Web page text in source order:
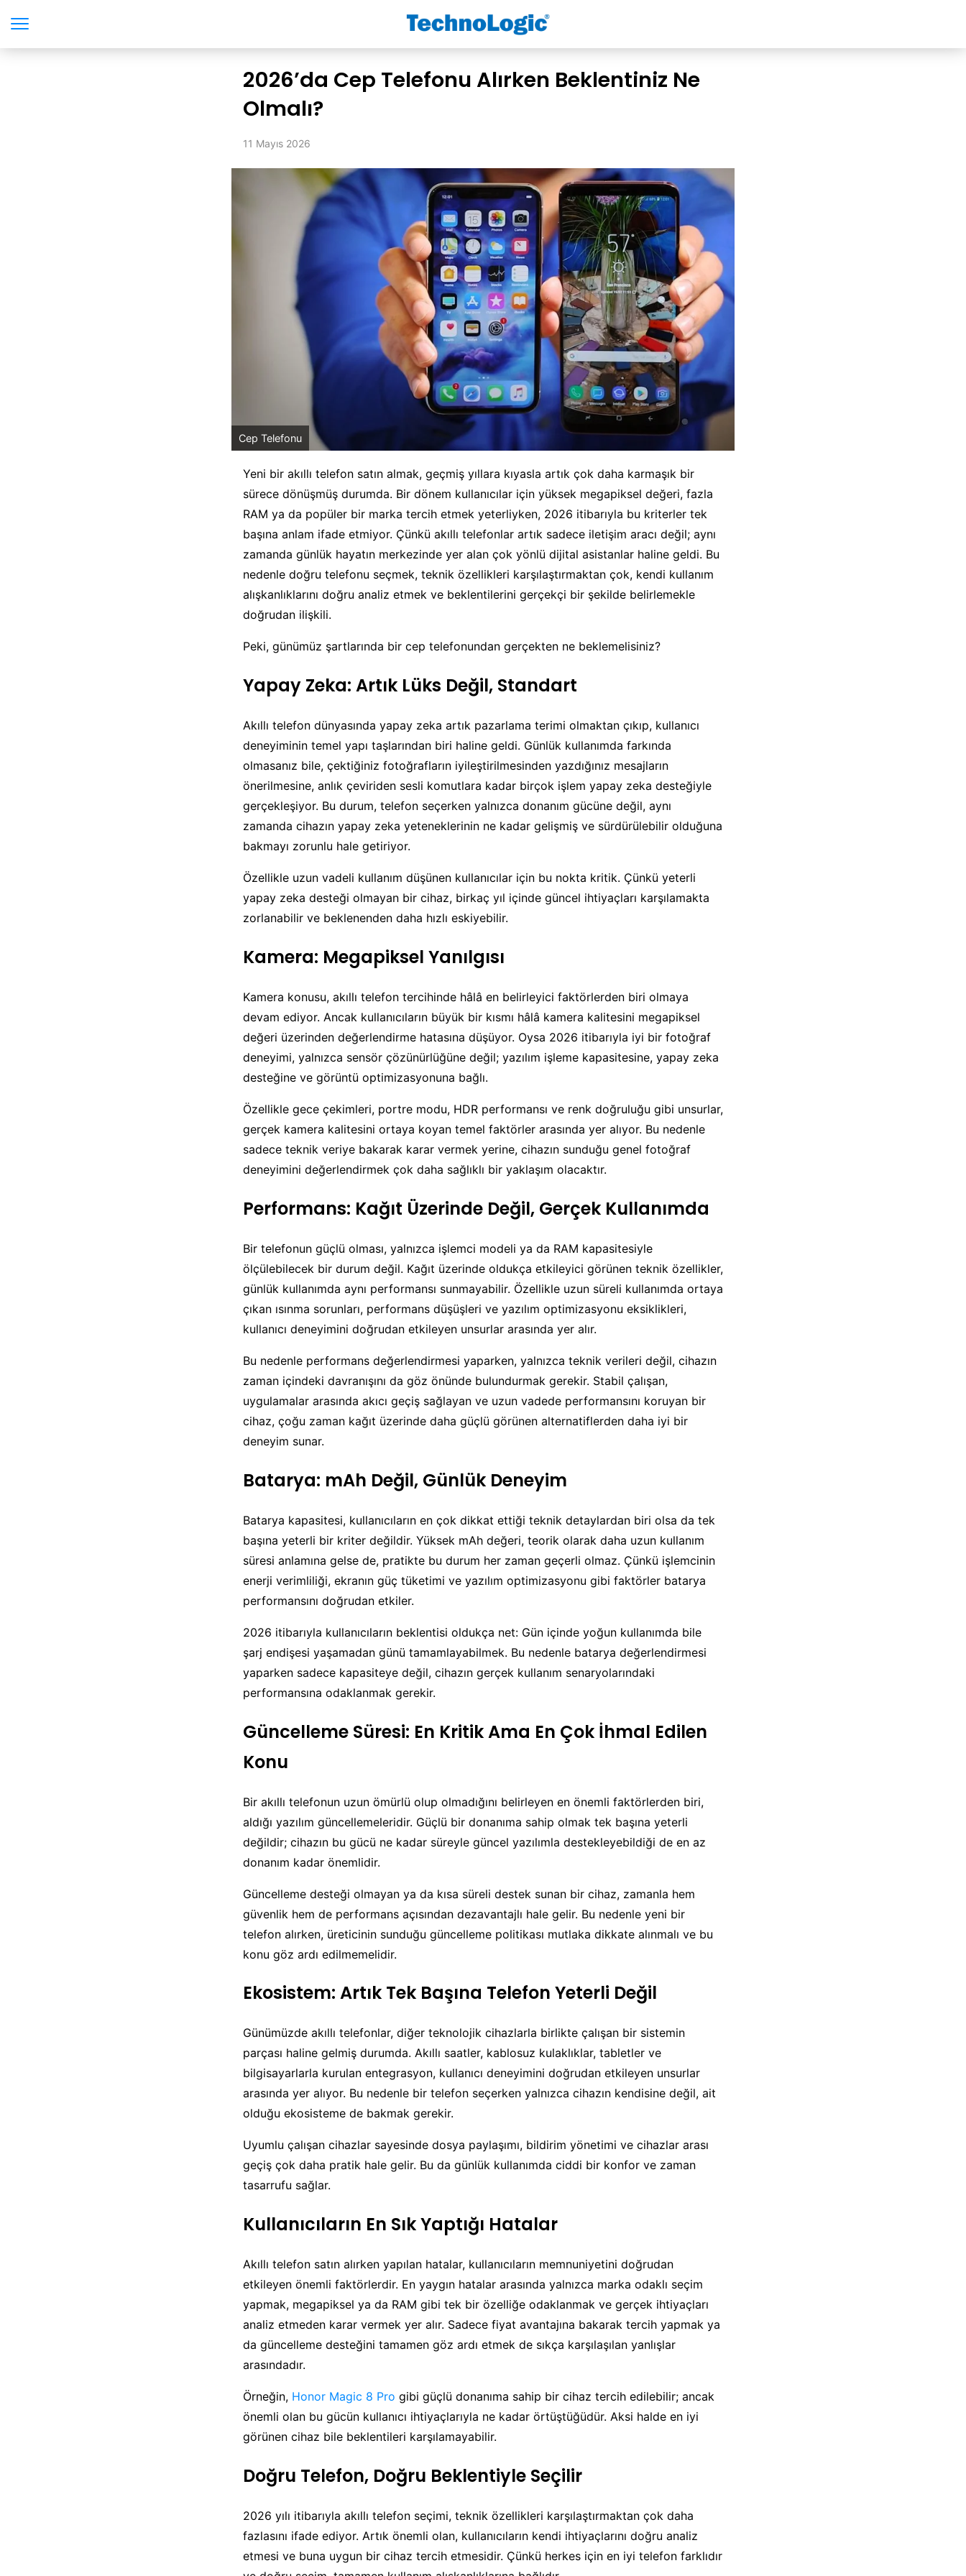
2026’da Cep Telefonu Alırken Beklentiniz Ne
Olmalı?
11 Mayıs 2026
Cep Telefonu
Yeni bir akıllı telefon satın almak, geçmiş yıllara kıyasla artık çok daha karmaşık bir
sürece dönüşmüş durumda. Bir dönem kullanıcılar için yüksek megapiksel değeri, fazla
RAM ya da popüler bir marka tercih etmek yeterliyken, 2026 itibarıyla bu kriterler tek
başına anlam ifade etmiyor. Çünkü akıllı telefonlar artık sadece iletişim aracı değil; aynı
zamanda günlük hayatın merkezinde yer alan çok yönlü dijital asistanlar haline geldi. Bu
nedenle doğru telefonu seçmek, teknik özellikleri karşılaştırmaktan çok, kendi kullanım
alışkanlıklarını doğru analiz etmek ve beklentilerini gerçekçi bir şekilde belirlemekle
doğrudan ilişkili.
Peki, günümüz şartlarında bir cep telefonundan gerçekten ne beklemelisiniz?
Yapay Zeka: Artık Lüks Değil, Standart
Akıllı telefon dünyasında yapay zeka artık pazarlama terimi olmaktan çıkıp, kullanıcı
deneyiminin temel yapı taşlarından biri haline geldi. Günlük kullanımda farkında
olmasanız bile, çektiğiniz fotoğrafların iyileştirilmesinden yazdığınız mesajların
önerilmesine, anlık çeviriden sesli komutlara kadar birçok işlem yapay zeka desteğiyle
gerçekleşiyor. Bu durum, telefon seçerken yalnızca donanım gücüne değil, aynı
zamanda cihazın yapay zeka yeteneklerinin ne kadar gelişmiş ve sürdürülebilir olduğuna
bakmayı zorunlu hale getiriyor.
Özellikle uzun vadeli kullanım düşünen kullanıcılar için bu nokta kritik. Çünkü yeterli
yapay zeka desteği olmayan bir cihaz, birkaç yıl içinde güncel ihtiyaçları karşılamakta
zorlanabilir ve beklenenden daha hızlı eskiyebilir.
Kamera: Megapiksel Yanılgısı
Kamera konusu, akıllı telefon tercihinde hâlâ en belirleyici faktörlerden biri olmaya
devam ediyor. Ancak kullanıcıların büyük bir kısmı hâlâ kamera kalitesini megapiksel
değeri üzerinden değerlendirme hatasına düşüyor. Oysa 2026 itibarıyla iyi bir fotoğraf
deneyimi, yalnızca sensör çözünürlüğüne değil; yazılım işleme kapasitesine, yapay zeka
desteğine ve görüntü optimizasyonuna bağlı.
Özellikle gece çekimleri, portre modu, HDR performansı ve renk doğruluğu gibi unsurlar,
gerçek kamera kalitesini ortaya koyan temel faktörler arasında yer alıyor. Bu nedenle
sadece teknik veriye bakarak karar vermek yerine, cihazın sunduğu genel fotoğraf
deneyimini değerlendirmek çok daha sağlıklı bir yaklaşım olacaktır.
Performans: Kağıt Üzerinde Değil, Gerçek Kullanımda
Bir telefonun güçlü olması, yalnızca işlemci modeli ya da RAM kapasitesiyle
ölçülebilecek bir durum değil. Kağıt üzerinde oldukça etkileyici görünen teknik özellikler,
günlük kullanımda aynı performansı sunmayabilir. Özellikle uzun süreli kullanımda ortaya
çıkan ısınma sorunları, performans düşüşleri ve yazılım optimizasyonu eksiklikleri,
kullanıcı deneyimini doğrudan etkileyen unsurlar arasında yer alır.
Bu nedenle performans değerlendirmesi yaparken, yalnızca teknik verileri değil, cihazın
zaman içindeki davranışını da göz önünde bulundurmak gerekir. Stabil çalışan,
uygulamalar arasında akıcı geçiş sağlayan ve uzun vadede performansını koruyan bir
cihaz, çoğu zaman kağıt üzerinde daha güçlü görünen alternatiflerden daha iyi bir
deneyim sunar.
Batarya: mAh Değil, Günlük Deneyim
Batarya kapasitesi, kullanıcıların en çok dikkat ettiği teknik detaylardan biri olsa da tek
başına yeterli bir kriter değildir. Yüksek mAh değeri, teorik olarak daha uzun kullanım
süresi anlamına gelse de, pratikte bu durum her zaman geçerli olmaz. Çünkü işlemcinin
enerji verimliliği, ekranın güç tüketimi ve yazılım optimizasyonu gibi faktörler batarya
performansını doğrudan etkiler.
2026 itibarıyla kullanıcıların beklentisi oldukça net: Gün içinde yoğun kullanımda bile
şarj endişesi yaşamadan günü tamamlayabilmek. Bu nedenle batarya değerlendirmesi
yaparken sadece kapasiteye değil, cihazın gerçek kullanım senaryolarındaki
performansına odaklanmak gerekir.
Güncelleme Süresi: En Kritik Ama En Çok İhmal Edilen
Konu
Bir akıllı telefonun uzun ömürlü olup olmadığını belirleyen en önemli faktörlerden biri,
aldığı yazılım güncellemeleridir. Güçlü bir donanıma sahip olmak tek başına yeterli
değildir; cihazın bu gücü ne kadar süreyle güncel yazılımla destekleyebildiği de en az
donanım kadar önemlidir.
Güncelleme desteği olmayan ya da kısa süreli destek sunan bir cihaz, zamanla hem
güvenlik hem de performans açısından dezavantajlı hale gelir. Bu nedenle yeni bir
telefon alırken, üreticinin sunduğu güncelleme politikası mutlaka dikkate alınmalı ve bu
konu göz ardı edilmemelidir.
Ekosistem: Artık Tek Başına Telefon Yeterli Değil
Günümüzde akıllı telefonlar, diğer teknolojik cihazlarla birlikte çalışan bir sistemin
parçası haline gelmiş durumda. Akıllı saatler, kablosuz kulaklıklar, tabletler ve
bilgisayarlarla kurulan entegrasyon, kullanıcı deneyimini doğrudan etkileyen unsurlar
arasında yer alıyor. Bu nedenle bir telefon seçerken yalnızca cihazın kendisine değil, ait
olduğu ekosisteme de bakmak gerekir.
Uyumlu çalışan cihazlar sayesinde dosya paylaşımı, bildirim yönetimi ve cihazlar arası
geçiş çok daha pratik hale gelir. Bu da günlük kullanımda ciddi bir konfor ve zaman
tasarrufu sağlar.
Kullanıcıların En Sık Yaptığı Hatalar
Akıllı telefon satın alırken yapılan hatalar, kullanıcıların memnuniyetini doğrudan
etkileyen önemli faktörlerdir. En yaygın hatalar arasında yalnızca marka odaklı seçim
yapmak, megapiksel ya da RAM gibi tek bir özelliğe odaklanmak ve gerçek ihtiyaçları
analiz etmeden karar vermek yer alır. Sadece fiyat avantajına bakarak tercih yapmak ya
da güncelleme desteğini tamamen göz ardı etmek de sıkça karşılaşılan yanlışlar
arasındadır.
Örneğin, Honor Magic 8 Pro gibi güçlü donanıma sahip bir cihaz tercih edilebilir; ancak
önemli olan bu gücün kullanıcı ihtiyaçlarıyla ne kadar örtüştüğüdür. Aksi halde en iyi
görünen cihaz bile beklentileri karşılamayabilir.
Doğru Telefon, Doğru Beklentiyle Seçilir
2026 yılı itibarıyla akıllı telefon seçimi, teknik özellikleri karşılaştırmaktan çok daha
fazlasını ifade ediyor. Artık önemli olan, kullanıcıların kendi ihtiyaçlarını doğru analiz
etmesi ve buna uygun bir cihaz tercih etmesidir. Çünkü herkes için en iyi telefon farklıdır